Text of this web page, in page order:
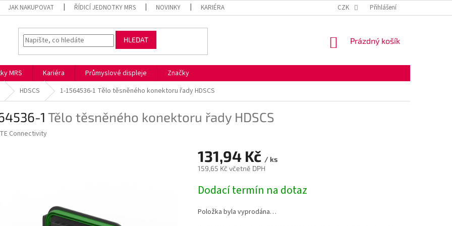
JAK NAKUPOVAT ŘÍDICÍ JEDNOTKY MRS NOVINKY KARIÉRA OBCHODNÍ PODMÍNKY
CZK Přihlášení
HLEDAT
NÁKUPNÍ
Prázdný košík
MRS Kariéra Průmyslové displeje
Značky
HDSCS 1-1564536-1 Tělo těsněného konektoru řady HDSCS
1 Tělo těsněného konektoru řady HDSCS
TE Connectivity
131,94 Kč / ks
159,65 Kč včetně DPH
cena:
Dodací termín na dotaz
Položka byla vyprodána…